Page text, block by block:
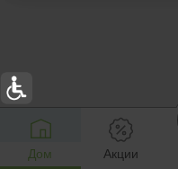
Дом Акции